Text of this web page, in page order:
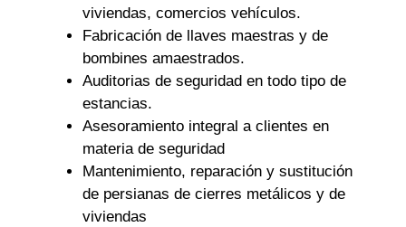
viviendas, comercios vehículos.
Fabricación de llaves maestras y de
bombines amaestrados.
Auditorias de seguridad en todo tipo de
estancias.
Asesoramiento integral a clientes en
materia de seguridad
Mantenimiento, reparación y sustitución
de persianas de cierres metálicos y de
viviendas